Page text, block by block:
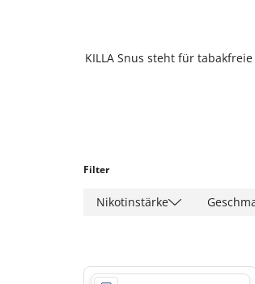
KILLA Snus steht für
Filter
Nikotinstärke